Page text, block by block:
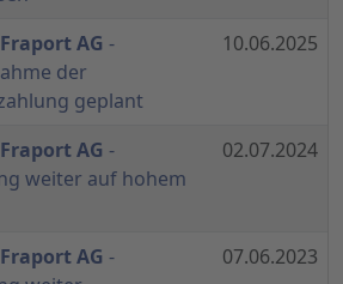
AG -
der
geplant
10.06.2025
AG -
weiter auf hohem
02.07.2024
AG -
07.06.2023